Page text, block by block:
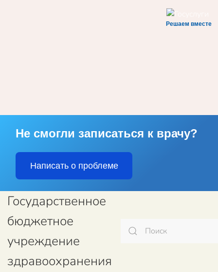
Решаем вместе
Не смогли записаться к врачу?
Написать о проблеме
Государственное
бюджетное
учреждение
здравоохранения